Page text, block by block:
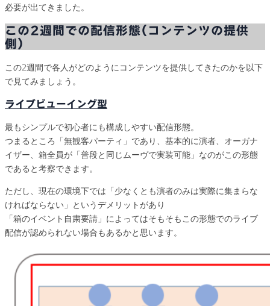
必要が出てきました。
この2週間での配信形態(コンテンツの提供
側)
この2週間で各人がどのようにコンテンツを提供してきたのかを以下
で見てみましょう。
ライブビューイング型
最もシンプルで初心者にも構成しやすい配信形態。
つまるところ「無観客パーティ」であり、基本的に演者、オーガナ
イザー、箱全員が「普段と同じムーヴで実装可能」なのがこの形態
であると考察できます。
ただし、現在の環境下では「少なくとも演者のみは実際に集まらな
ければならない」というデメリットがあり
「箱のイベント自粛要請」によってはそもそもこの形態でのライブ
配信が認められない場合もあるかと思います。